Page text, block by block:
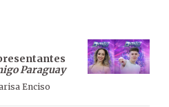
Paraguay
Enciso